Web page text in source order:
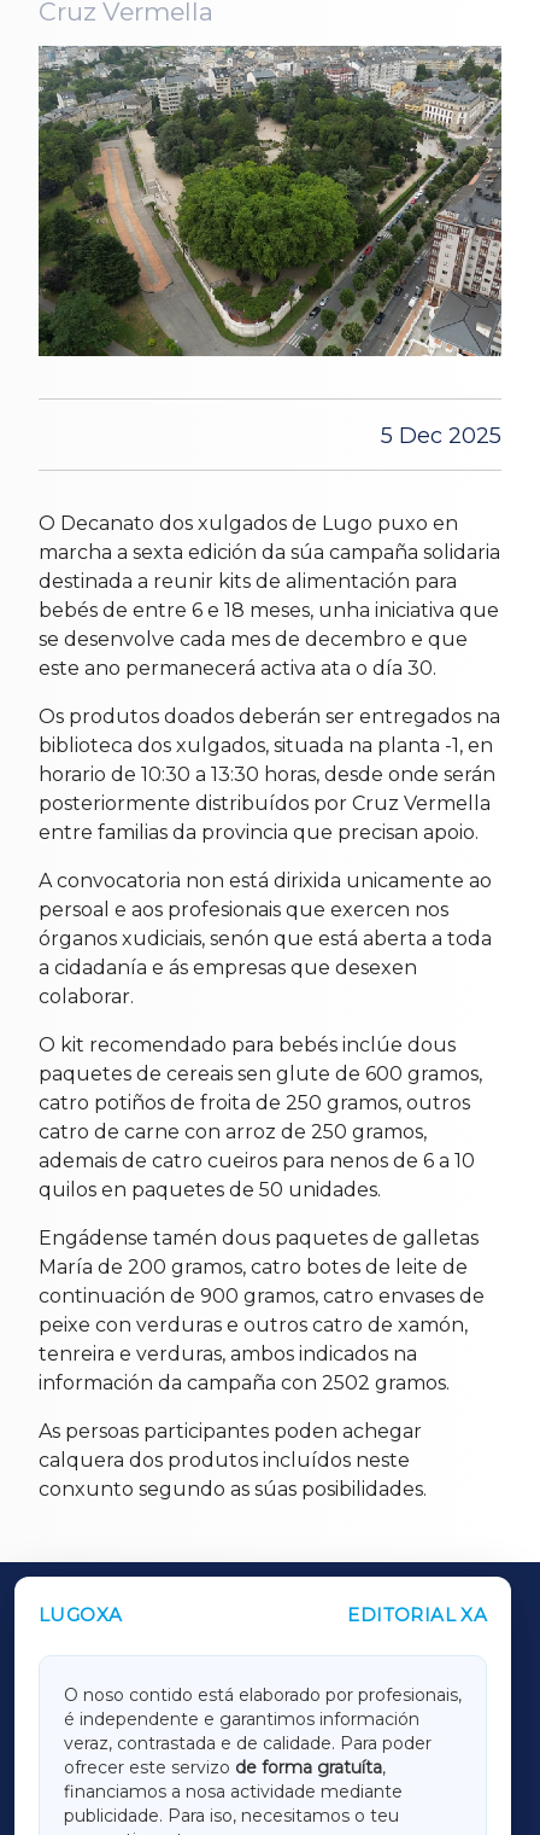
Cruz Vermella
5 Dec 2025
O Decanato dos xulgados de Lugo puxo en
marcha a sexta edición da súa campaña solidaria
destinada a reunir kits de alimentación para
bebés de entre 6 e 18 meses, unha iniciativa que
se desenvolve cada mes de decembro e que
este ano permanecerá activa ata o día 30.
Os produtos doados deberán ser entregados na
biblioteca dos xulgados, situada na planta -1, en
horario de 10:30 a 13:30 horas, desde onde serán
posteriormente distribuídos por Cruz Vermella
entre familias da provincia que precisan apoio.
A convocatoria non está dirixida unicamente ao
persoal e aos profesionais que exercen nos
órganos xudiciais, senón que está aberta a toda
a cidadanía e ás empresas que desexen
colaborar.
O kit recomendado para bebés inclúe dous
paquetes de cereais sen glute de 600 gramos,
catro potiños de froita de 250 gramos, outros
catro de carne con arroz de 250 gramos,
ademais de catro cueiros para nenos de 6 a 10
quilos en paquetes de 50 unidades.
Engádense tamén dous paquetes de galletas
María de 200 gramos, catro botes de leite de
continuación de 900 gramos, catro envases de
peixe con verduras e outros catro de xamón,
tenreira e verduras, ambos indicados na
información da campaña con 2502 gramos.
As persoas participantes poden achegar
calquera dos produtos incluídos neste
conxunto segundo as súas posibilidades.
LUGOXA EDITORIAL XA
O noso contido está elaborado por profesionais,
é independente e garantimos información
veraz, contrastada e de calidade. Para poder
ofrecer este servizo de forma gratuíta,
financiamos a nosa actividade mediante
publicidade. Para iso, necesitamos o teu
OUTROS PERIÓDICOS
LUGOXA
TERRACHAXA